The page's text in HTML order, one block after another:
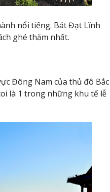
nổi tiếng. Bát Đạt Lĩnh
ghé thăm nhất.
Đông Nam của thủ đô Bắc
là 1 trong những khu tế lễ